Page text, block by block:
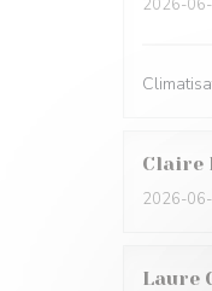
2026-
Claire
2026-
Laure